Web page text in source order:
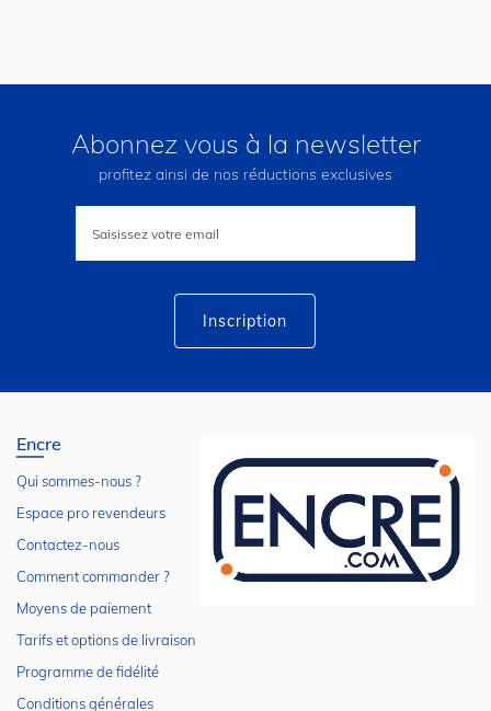
Abonnez vous à la newsletter
profitez ainsi de nos réductions exclusives
lettre
Inscription
Encre
Qui sommes-nous ?
Espace pro revendeurs
Contactez-nous
Comment commander ?
Moyens de paiement
Tarifs et options de livraison
Programme de fidélité
Conditions générales